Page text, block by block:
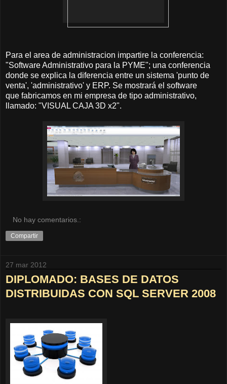
Para el area de administracion impartire la conferencia:
"Software Administrativo para la PYME"; una conferencia
donde se explica la diferencia entre un sistema 'punto de
venta', 'administrativo' y ERP. Se mostrará el software
que fabricamos en mi empresa de tipo administrativo,
llamado: "VISUAL CAJA 3D x2".
No hay comentarios.:
Compartir
27 mar 2012
DIPLOMADO: BASES DE DATOS
DISTRIBUIDAS CON SQL SERVER 2008